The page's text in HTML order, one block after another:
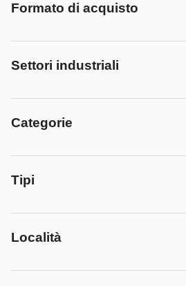
Formato di acquisto
Settori industriali
Categorie
Tipi
Località